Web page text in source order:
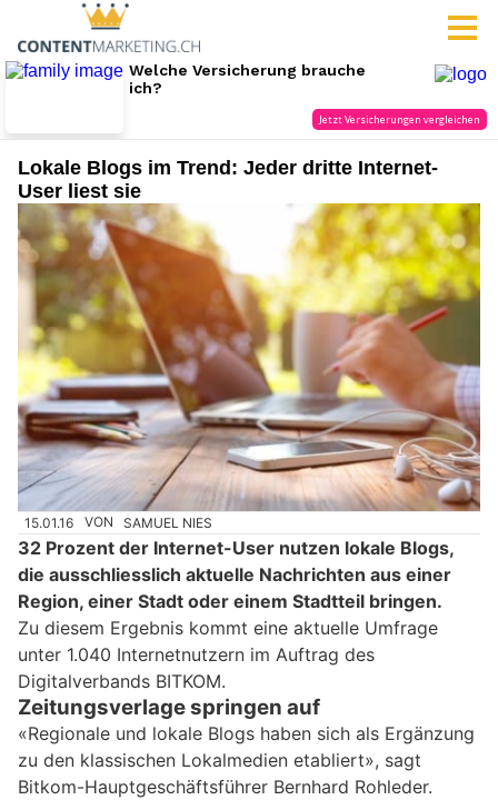
Lokale Blogs im Trend: Jeder dritte Internet-
User liest sie
15.01.16 VON SAMUEL NIES
32 Prozent der Internet-User nutzen lokale Blogs,
die ausschliesslich aktuelle Nachrichten aus einer
Region, einer Stadt oder einem Stadtteil bringen.
Zu diesem Ergebnis kommt eine aktuelle Umfrage
unter 1.040 Internetnutzern im Auftrag des
Digitalverbands BITKOM.
Zeitungsverlage springen auf
«Regionale und lokale Blogs haben sich als Ergänzung
zu den klassischen Lokalmedien etabliert», sagt
Bitkom-Hauptgeschäftsführer Bernhard Rohleder.